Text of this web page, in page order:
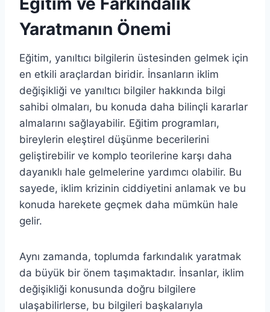
Yaratmanın Önemi
Eğitim, yanıltıcı bilgilerin üstesinden gelmek için
en etkili araçlardan biridir. İnsanların iklim
değişikliği ve yanıltıcı bilgiler hakkında bilgi
sahibi olmaları, bu konuda daha bilinçli kararlar
almalarını sağlayabilir. Eğitim programları,
bireylerin eleştirel düşünme becerilerini
geliştirebilir ve komplo teorilerine karşı daha
dayanıklı hale gelmelerine yardımcı olabilir. Bu
sayede, iklim krizinin ciddiyetini anlamak ve bu
konuda harekete geçmek daha mümkün hale
gelir.
Aynı zamanda, toplumda farkındalık yaratmak
da büyük bir önem taşımaktadır. İnsanlar, iklim
değişikliği konusunda doğru bilgilere
ulaşabilirlerse, bu bilgileri başkalarıyla